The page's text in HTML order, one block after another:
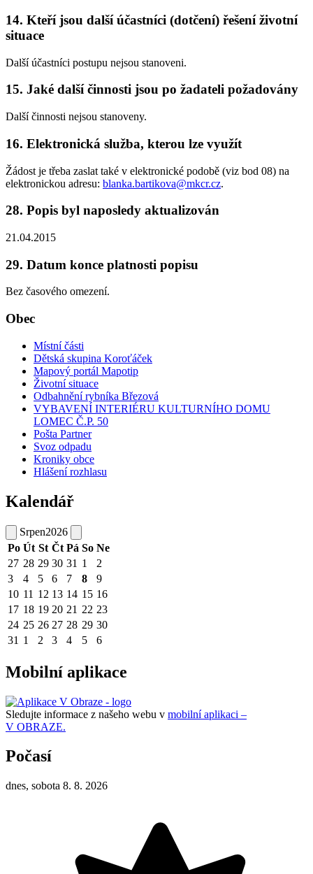
14. Kteří jsou další účastníci (dotčení) řešení životní
situace
Další účastníci postupu nejsou stanoveni.
15. Jaké další činnosti jsou po žadateli požadovány
Další činnosti nejsou stanoveny.
16. Elektronická služba, kterou lze využít
Žádost je třeba zaslat také v elektronické podobě (viz bod 08) na
elektronickou adresu: blanka.bartikova@mkcr.cz.
28. Popis byl naposledy aktualizován
21.04.2015
29. Datum konce platnosti popisu
Bez časového omezení.
Obec
Místní části
Dětská skupina Koroťáček
Mapový portál Mapotip
Životní situace
Odbahnění rybníka Březová
VYBAVENÍ INTERIÉRU KULTURNÍHO DOMU
LOMEC Č.P. 50
Pošta Partner
Svoz odpadu
Kroniky obce
Hlášení rozhlasu
Kalendář
Srpen2026
Po Út St Čt Pá So Ne
27 28 29 30 31 1
2
3
4 5 6 7 8
9
10 11 12 13 14 15 16
17 18 19 20 21 22 23
24 25 26 27 28 29 30
31 1 2 3 4 5 6
Mobilní aplikace
Sledujte informace z našeho webu v mobilní aplikaci –
V OBRAZE.
Počasí
dnes, sobota 8. 8. 2026